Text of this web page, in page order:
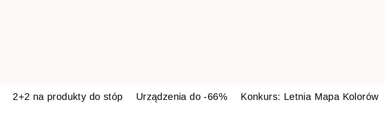
2+2 na produkty do stóp Urządzenia do -66% Konkurs: Letnia Mapa Kolorów